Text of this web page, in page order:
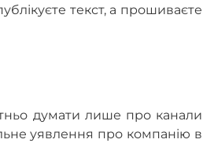
текст, а прошиваєте
думати лише про канали
уявлення про компанію в